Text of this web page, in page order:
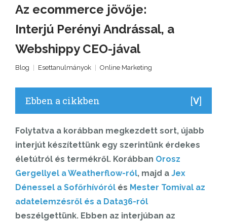
Az ecommerce jövője:
Interjú Perényi Andrással, a
Webshippy CEO-jával
Blog Esettanulmányok Online Marketing
Ebben a cikkben [V]
Folytatva a korábban megkezdett sort, újabb
interjút készítettünk egy szerintünk érdekes
életútról és termékről. Korábban Orosz
Gergellyel a Weatherflow-ról, majd a Jex
Dénessel a Sofőrhívóról és Mester Tomival az
adatelemzésről és a Data36-ról
beszélgettünk. Ebben az interjúban az